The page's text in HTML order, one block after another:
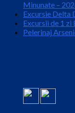
Minunate –
Excursie Delta
Excursii de 1 zi
Pelerinaj